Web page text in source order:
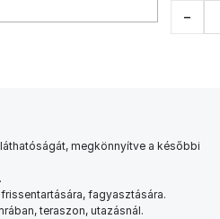
−
megkönnyítve a későbbi
fagyasztására.
teraszon, utazásnál.